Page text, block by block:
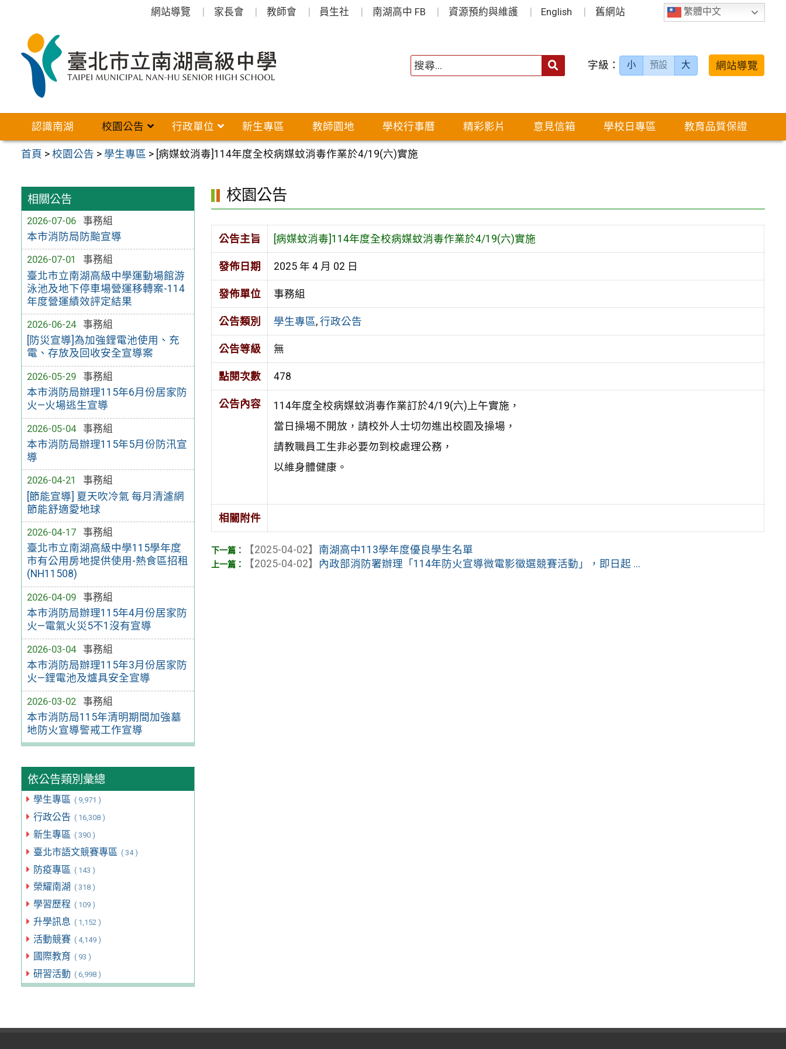
繁體中文
網站導覽 家長會 教師會 員生社 南湖高中 FB 資源預約與維護 English 舊網站
字級： 小 預設 大 網站導覽
認識南湖 校園公告 行政單位 新生專區 教師園地 學校行事曆 精彩影片 意見信箱 學校日專區 教育品質保證
首頁 >校園公告 > 學生專區 > [病媒蚊消毒]114年度全校病媒蚊消毒作業於4/19(六)實施
相關公告
2026-07-06
事務組
本市消防局防颱宣導
2026-07-01
事務組
臺北市立南湖高級中學運動場館游
泳池及地下停車場營運移轉案-114
年度營運績效評定結果
2026-06-24
事務組
[防災宣導]為加強鋰電池使用、充
電、存放及回收安全宣導案
2026-05-29
事務組
本市消防局辦理115年6月份居家防
火—火場逃生宣導
2026-05-04
事務組
本市消防局辦理115年5月份防汛宣
導
2026-04-21
事務組
[節能宣導] 夏天吹冷氣 每月清濾網
節能舒適愛地球
2026-04-17
事務組
臺北市立南湖高級中學115學年度
市有公用房地提供使用-熱食區招租
(NH11508)
2026-04-09
事務組
本市消防局辦理115年4月份居家防
火—電氣火災5不1沒有宣導
2026-03-04
事務組
本市消防局辦理115年3月份居家防
火—鋰電池及爐具安全宣導
2026-03-02
事務組
本市消防局115年清明期間加強墓
地防火宣導警戒工作宣導
依公告類別彙總
學生專區 ( 9,971 )
行政公告 ( 16,308 )
新生專區 ( 390 )
臺北市語文競賽專區 ( 34 )
防疫專區 ( 143 )
榮耀南湖 ( 318 )
學習歷程 ( 109 )
升學訊息 ( 1,152 )
活動競賽 ( 4,149 )
國際教育 ( 93 )
研習活動 ( 6,998 )
校園公告
公告主旨 [病媒蚊消毒]114年度全校病媒蚊消毒作業於4/19(六)實施
發佈日期 2025 年 4 月 02 日
發佈單位 事務組
公告類別 學生專區, 行政公告
公告等級 無
點閱次數 478
公告內容
114年度全校病媒蚊消毒作業訂於4/19(六)上午實施，
當日操場不開放，請校外人士切勿進出校園及操場，
請教職員工生非必要勿到校處理公務，
以維身體健康。
相關附件
【2025-04-02】 南湖高中113學年度優良學生名單
【2025-04-02】 內政部消防署辦理「114年防火宣導微電影徵選競賽活動」，即日起 ...